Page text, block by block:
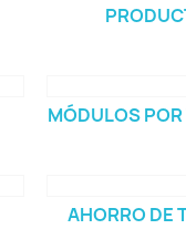
MÓDULOS
AHORRO DE